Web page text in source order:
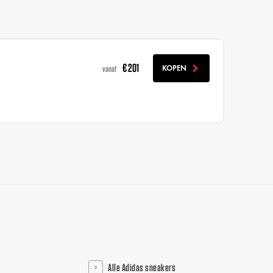
vanaf € 201 KOPEN
Alle Adidas sneakers